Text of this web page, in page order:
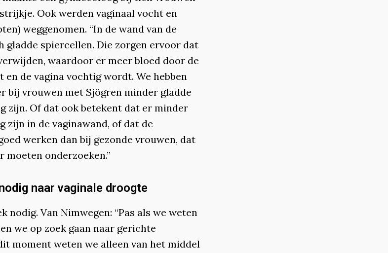
Ook werden vaginaal vocht en
weggenomen. “In de wand van de
gladde spiercellen. Die zorgen ervoor dat
waardoor er meer bloed door de
de vagina vochtig wordt. We hebben
bij vrouwen met Sjögren minder gladde
zijn. Of dat ook betekent dat er minder
zijn in de vaginawand, of dat de
werken dan bij gezonde vrouwen, dat
moeten onderzoeken.”
naar vaginale droogte
nodig. Van Nimwegen: “Pas als we weten
we op zoek gaan naar gerichte
moment weten we alleen van het middel